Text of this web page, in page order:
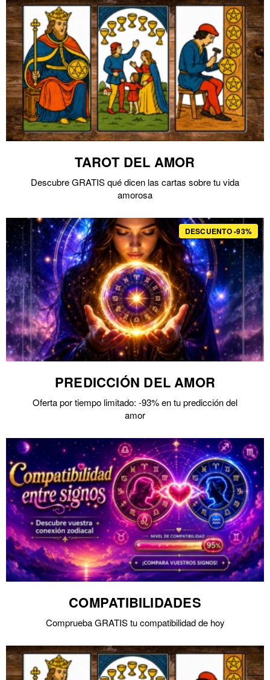
TAROT DEL AMOR
Descubre GRATIS qué dicen las cartas sobre tu vida
amorosa
DESCUENTO -93%
PREDICCIÓN DEL AMOR
Oferta por tiempo limitado: -93% en tu predicción del
amor
COMPATIBILIDADES
Comprueba GRATIS tu compatibilidad de hoy